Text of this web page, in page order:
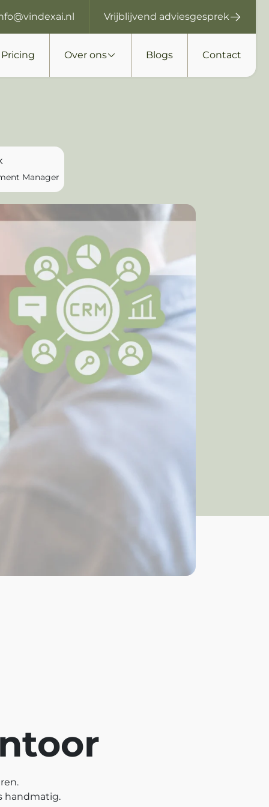
Vrijblijvend adviesgesprek
Pricing Over ons Blogs Contact
Manager
handmatig.